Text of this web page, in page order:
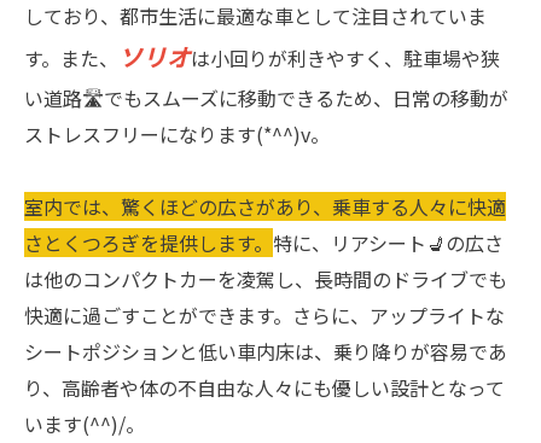
しており、都市生活に最適な車として注目されていま
す。また、
ソリオは小回りが利きやすく、駐車場や狭
い道路🛣でもスムーズに移動できるため、日常の移動が
ストレスフリーになります(*^^)v。
室内では、驚くほどの広さがあり、乗車する人々に快適
さとくつろぎを提供します。 特に、リアシート💺の広さ
は他のコンパクトカーを凌駕し、長時間のドライブでも
快適に過ごすことができます。さらに、アップライトな
シートポジションと低い車内床は、乗り降りが容易であ
り、高齢者や体の不自由な人々にも優しい設計となって
います(^^)/。